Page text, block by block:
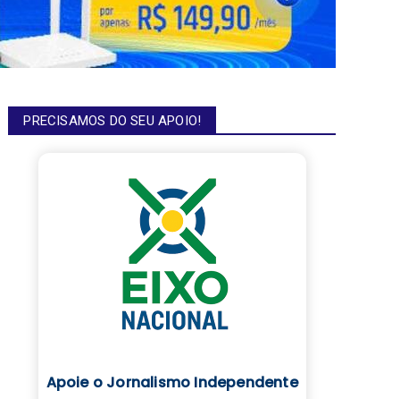
PRECISAMOS DO SEU APOIO!
Apoie o Jornalismo Independente